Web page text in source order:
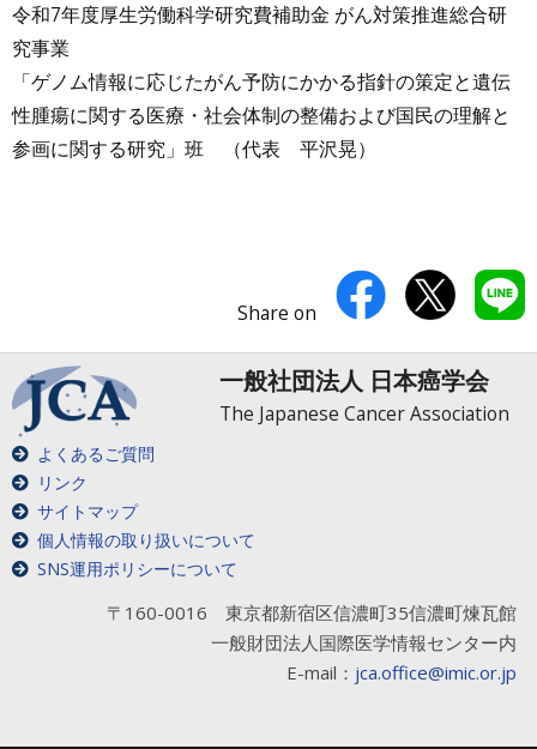
令和7年度厚生労働科学研究費補助金 がん対策推進総合研
究事業
「ゲノム情報に応じたがん予防にかかる指針の策定と遺伝
性腫瘍に関する医療・社会体制の整備および国民の理解と
参画に関する研究」班 （代表 平沢晃）
Share on
一般社団法人 日本癌学会
The Japanese Cancer Association
よくあるご質問
リンク
サイトマップ
個人情報の取り扱いについて
SNS運用ポリシーについて
〒160-0016 東京都新宿区信濃町35信濃町煉瓦館
一般財団法人国際医学情報センター内
E-mail： jca.office@imic.or.jp